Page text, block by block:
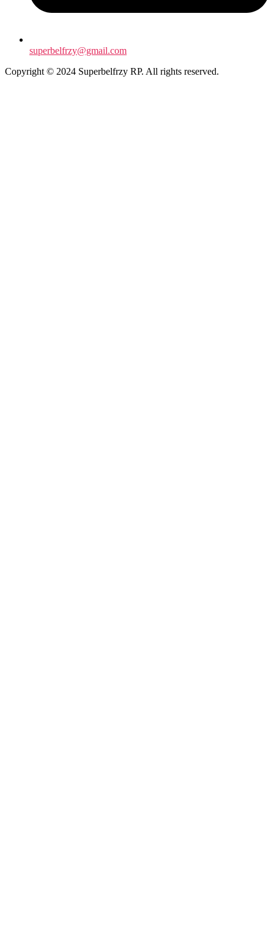
superbelfrzy@gmail.com
Copyright © 2024 Superbelfrzy RP. All rights reserved.